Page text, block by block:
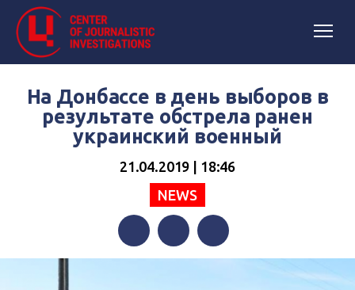
На Донбассе в день выборов в
результате обстрела ранен
украинский военный
21.04.2019 | 18:46
NEWS
FacebookTwitterTelegram